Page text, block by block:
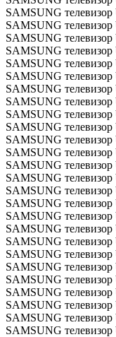
SAMSUNG
SAMSUNG телевизор
SAMSUNG телевизор
SAMSUNG телевизор
SAMSUNG
SAMSUNG
SAMSUNG
SAMSUNG
SAMSUNG телевизор
SAMSUNG
SAMSUNG
SAMSUNG
SAMSUNG
SAMSUNG телевизор
SAMSUNG телевизор
SAMSUNG
SAMSUNG
SAMSUNG
SAMSUNG
SAMSUNG
SAMSUNG телевизор
SAMSUNG телевизор
SAMSUNG
SAMSUNG
SAMSUNG
SAMSUNG телевизор